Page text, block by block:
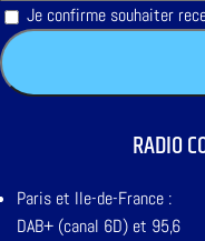
Je confirme souhaiter
RADIO
Paris et Ile-de-France :
DAB+ (canal 6D) et 95,6